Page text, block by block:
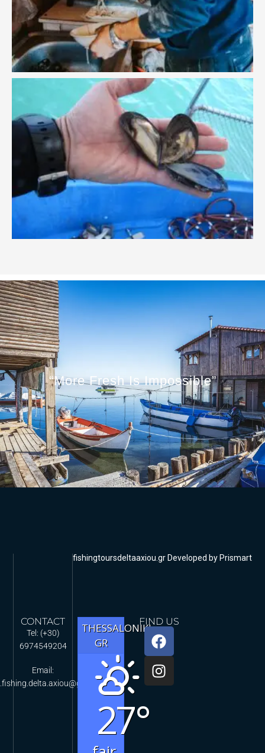
“More Fresh Is Impossible”
CONTACT
Tel: (+30)
6974549204
Email:
THESSALONIKI,
GR
27°
FIND US
fishingtoursdeltaaxiou.gr Developed by Prismart